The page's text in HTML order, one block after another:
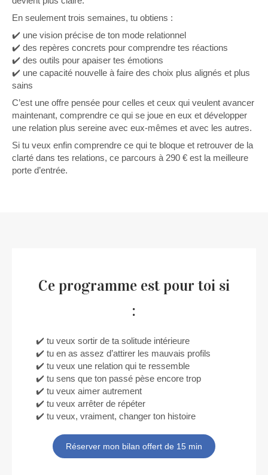
En seulement trois semaines, tu obtiens :
✔️ une vision précise de ton mode relationnel
✔️ des repères concrets pour comprendre tes réactions
✔️ des outils pour apaiser tes émotions
✔️ une capacité nouvelle à faire des choix plus alignés et plus
sains
C’est une offre pensée pour celles et ceux qui veulent avancer
maintenant, comprendre ce qui se joue en eux et développer
une relation plus sereine avec eux-mêmes et avec les autres.
Si tu veux enfin comprendre ce qui te bloque et retrouver de la
clarté dans tes relations, ce parcours à 290 € est la meilleure
porte d’entrée.
Ce programme est pour toi si
:
✔️ tu veux sortir de ta solitude intérieure
✔️ tu en as assez d’attirer les mauvais profils
✔️ tu veux une relation qui te ressemble
✔️ tu sens que ton passé pèse encore trop
✔️ tu veux aimer autrement
✔️ tu veux arrêter de répéter
✔️ tu veux, vraiment, changer ton histoire
Réserver mon bilan offert de 15 min